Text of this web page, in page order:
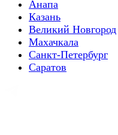
Анапа
Казань
Великий Новгород
Махачкала
Санкт-Петербург
Саратов